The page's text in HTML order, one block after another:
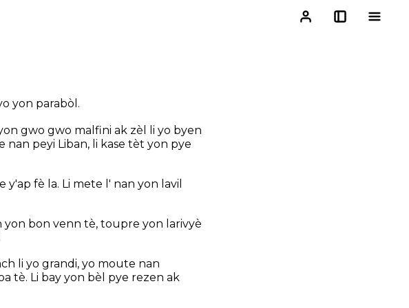
yon parabòl.
gwo gwo malfini ak zèl li yo byen
peyi Liban, li kase tèt yon pye
fè la. Li mete l' nan yon lavil
yon bon venn tè, toupre yon larivyè
li yo grandi, yo moute nan
tè. Li bay yon bèl pye rezen ak